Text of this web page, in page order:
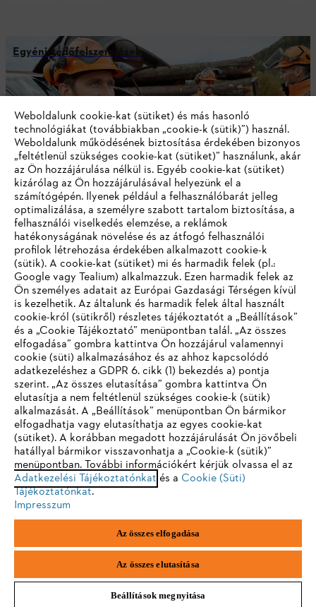
Egyéni védőfelszerelések
A STIHL HÍRLEVELÉNEK KÖSZÖNHETŐEN
TÖBBÉ NEM MARAD LE SEMMIRŐL
e-mail cím
Feliratkozom
#STIHL
Vállalat
STIHL GYIK
Szerviz
IHR BROWSER WIRD NICHT
UNTERSTÜTZT
Sie nutzen einen Browser, den wir noch nicht unterstützen. Für
eine optimale Nutzung unserer Seite empfehlen wir Ihnen, zu
einem der folgenden Browser zu wechseln:
Firefox Chrome
Weboldalunk cookie-kat (sütiket) és más hasonló
technológiákat (továbbiakban „cookie-k (sütik)”) használ.
Weboldalunk működésének biztosítása érdekében bizonyos
„feltétlenül szükséges cookie-kat (sütiket)” használunk, akár
az Ön hozzájárulása nélkül is. Egyéb cookie-kat (sütiket)
kizárólag az Ön hozzájárulásával helyezünk el a
számítógépén. Ilyenek például a felhasználóbarát jelleg
optimalizálása, a személyre szabott tartalom biztosítása, a
felhasználói viselkedés elemzése, a reklámok
hatékonyságának növelése és az átfogó felhasználói
profilok létrehozása érdekében alkalmazott cookie-k
(sütik). A cookie-kat (sütiket) mi és harmadik felek (pl.:
Google vagy Tealium) alkalmazzuk. Ezen harmadik felek az
Ön személyes adatait az Európai Gazdasági Térségen kívül
is kezelhetik. Az általunk és harmadik felek által használt
cookie-król (sütikről) részletes tájékoztatót a „Beállítások”
és a „Cookie Tájékoztató” menüpontban talál. „Az összes
elfogadása” gombra kattintva Ön hozzájárul valamennyi
cookie (süti) alkalmazásához és az ahhoz kapcsolódó
adatkezeléshez a GDPR 6. cikk (1) bekezdés a) pontja
szerint. „Az összes elutasítása” gombra kattintva Ön
elutasítja a nem feltétlenül szükséges cookie-k (sütik)
alkalmazását. A „Beállítások” menüpontban Ön bármikor
elfogadhatja vagy elutasíthatja az egyes cookie-kat
(sütiket). A korábban megadott hozzájárulását Ön jövőbeli
hatállyal bármikor visszavonhatja a „Cookie-k (sütik)”
menüpontban. További információkért kérjük olvassa el az
Adatkezelési Tájékoztatónkat és a Cookie (Süti)
Tájékoztatónkat.
Impresszum
Az összes elfogadása
Az összes elutasítása
Beállítások megnyitása